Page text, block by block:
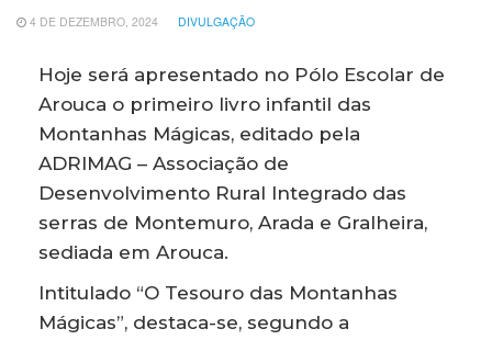
4 DE DEZEMBRO, 2024 DIVULGAÇÃO
Hoje será apresentado no Pólo Escolar de
Arouca o primeiro livro infantil das
Montanhas Mágicas, editado pela
ADRIMAG – Associação de
Desenvolvimento Rural Integrado das
serras de Montemuro, Arada e Gralheira,
sediada em Arouca.
Intitulado “O Tesouro das Montanhas
Mágicas”, destaca-se, segundo a